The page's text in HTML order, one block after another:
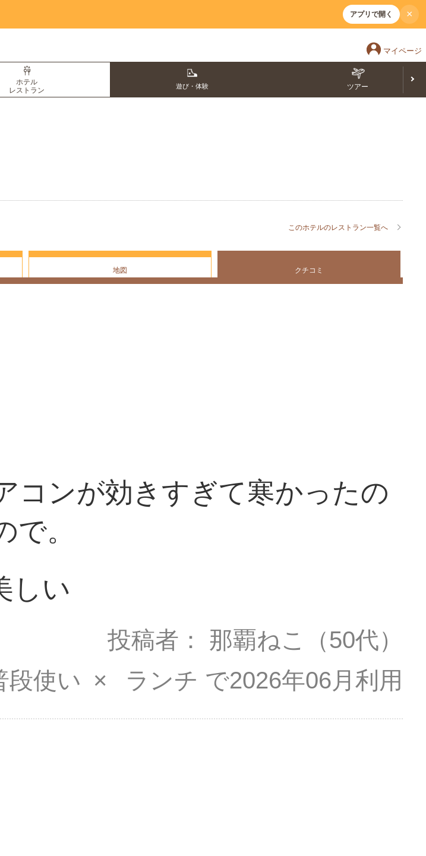
アプリで開く ×
マイページ
ホテル
レストラン
遊び・体験 ツアー
このホテルのレストラン一覧へ
地図 クチコミ
コンが効きすぎて寒かったの
。
しい
投稿者 那覇ねこ
（50代）
段使い ランチ 2026年06月